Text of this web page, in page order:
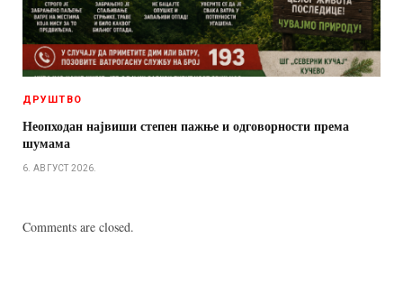
ДРУШТВО
Неопходан највиши степен пажње и одговорности према
шумама
6. АВГУСТ 2026.
Comments are closed.